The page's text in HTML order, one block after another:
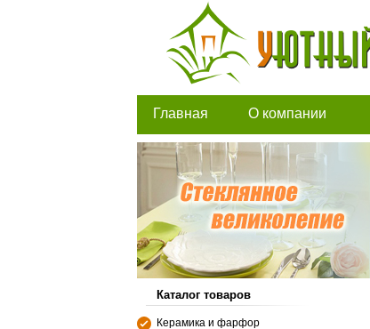
Главная О компании
Каталог товаров
Керамика и фарфор